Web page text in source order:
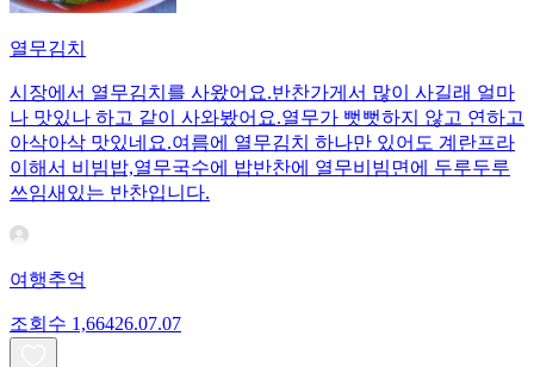
열무김치
시장에서 열무김치를 사왔어요.반찬가게서 많이 사길래 얼마
나 맛있나 하고 같이 사와봤어요.열무가 뻣뻣하지 않고 연하고
아삭아삭 맛있네요.여름에 열무김치 하나만 있어도 계란프라
이해서 비빔밥,열무국수에 밥반찬에 열무비빔면에 두루두루
쓰임새있는 반찬입니다.
여행추억
조회수 1,66426.07.07